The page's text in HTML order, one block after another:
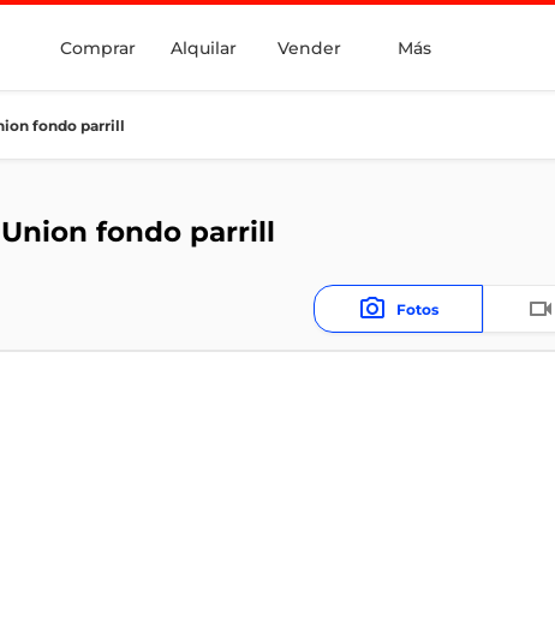
Comprar Alquilar Vender Más
fondo parrill
fondo parrill
Fotos